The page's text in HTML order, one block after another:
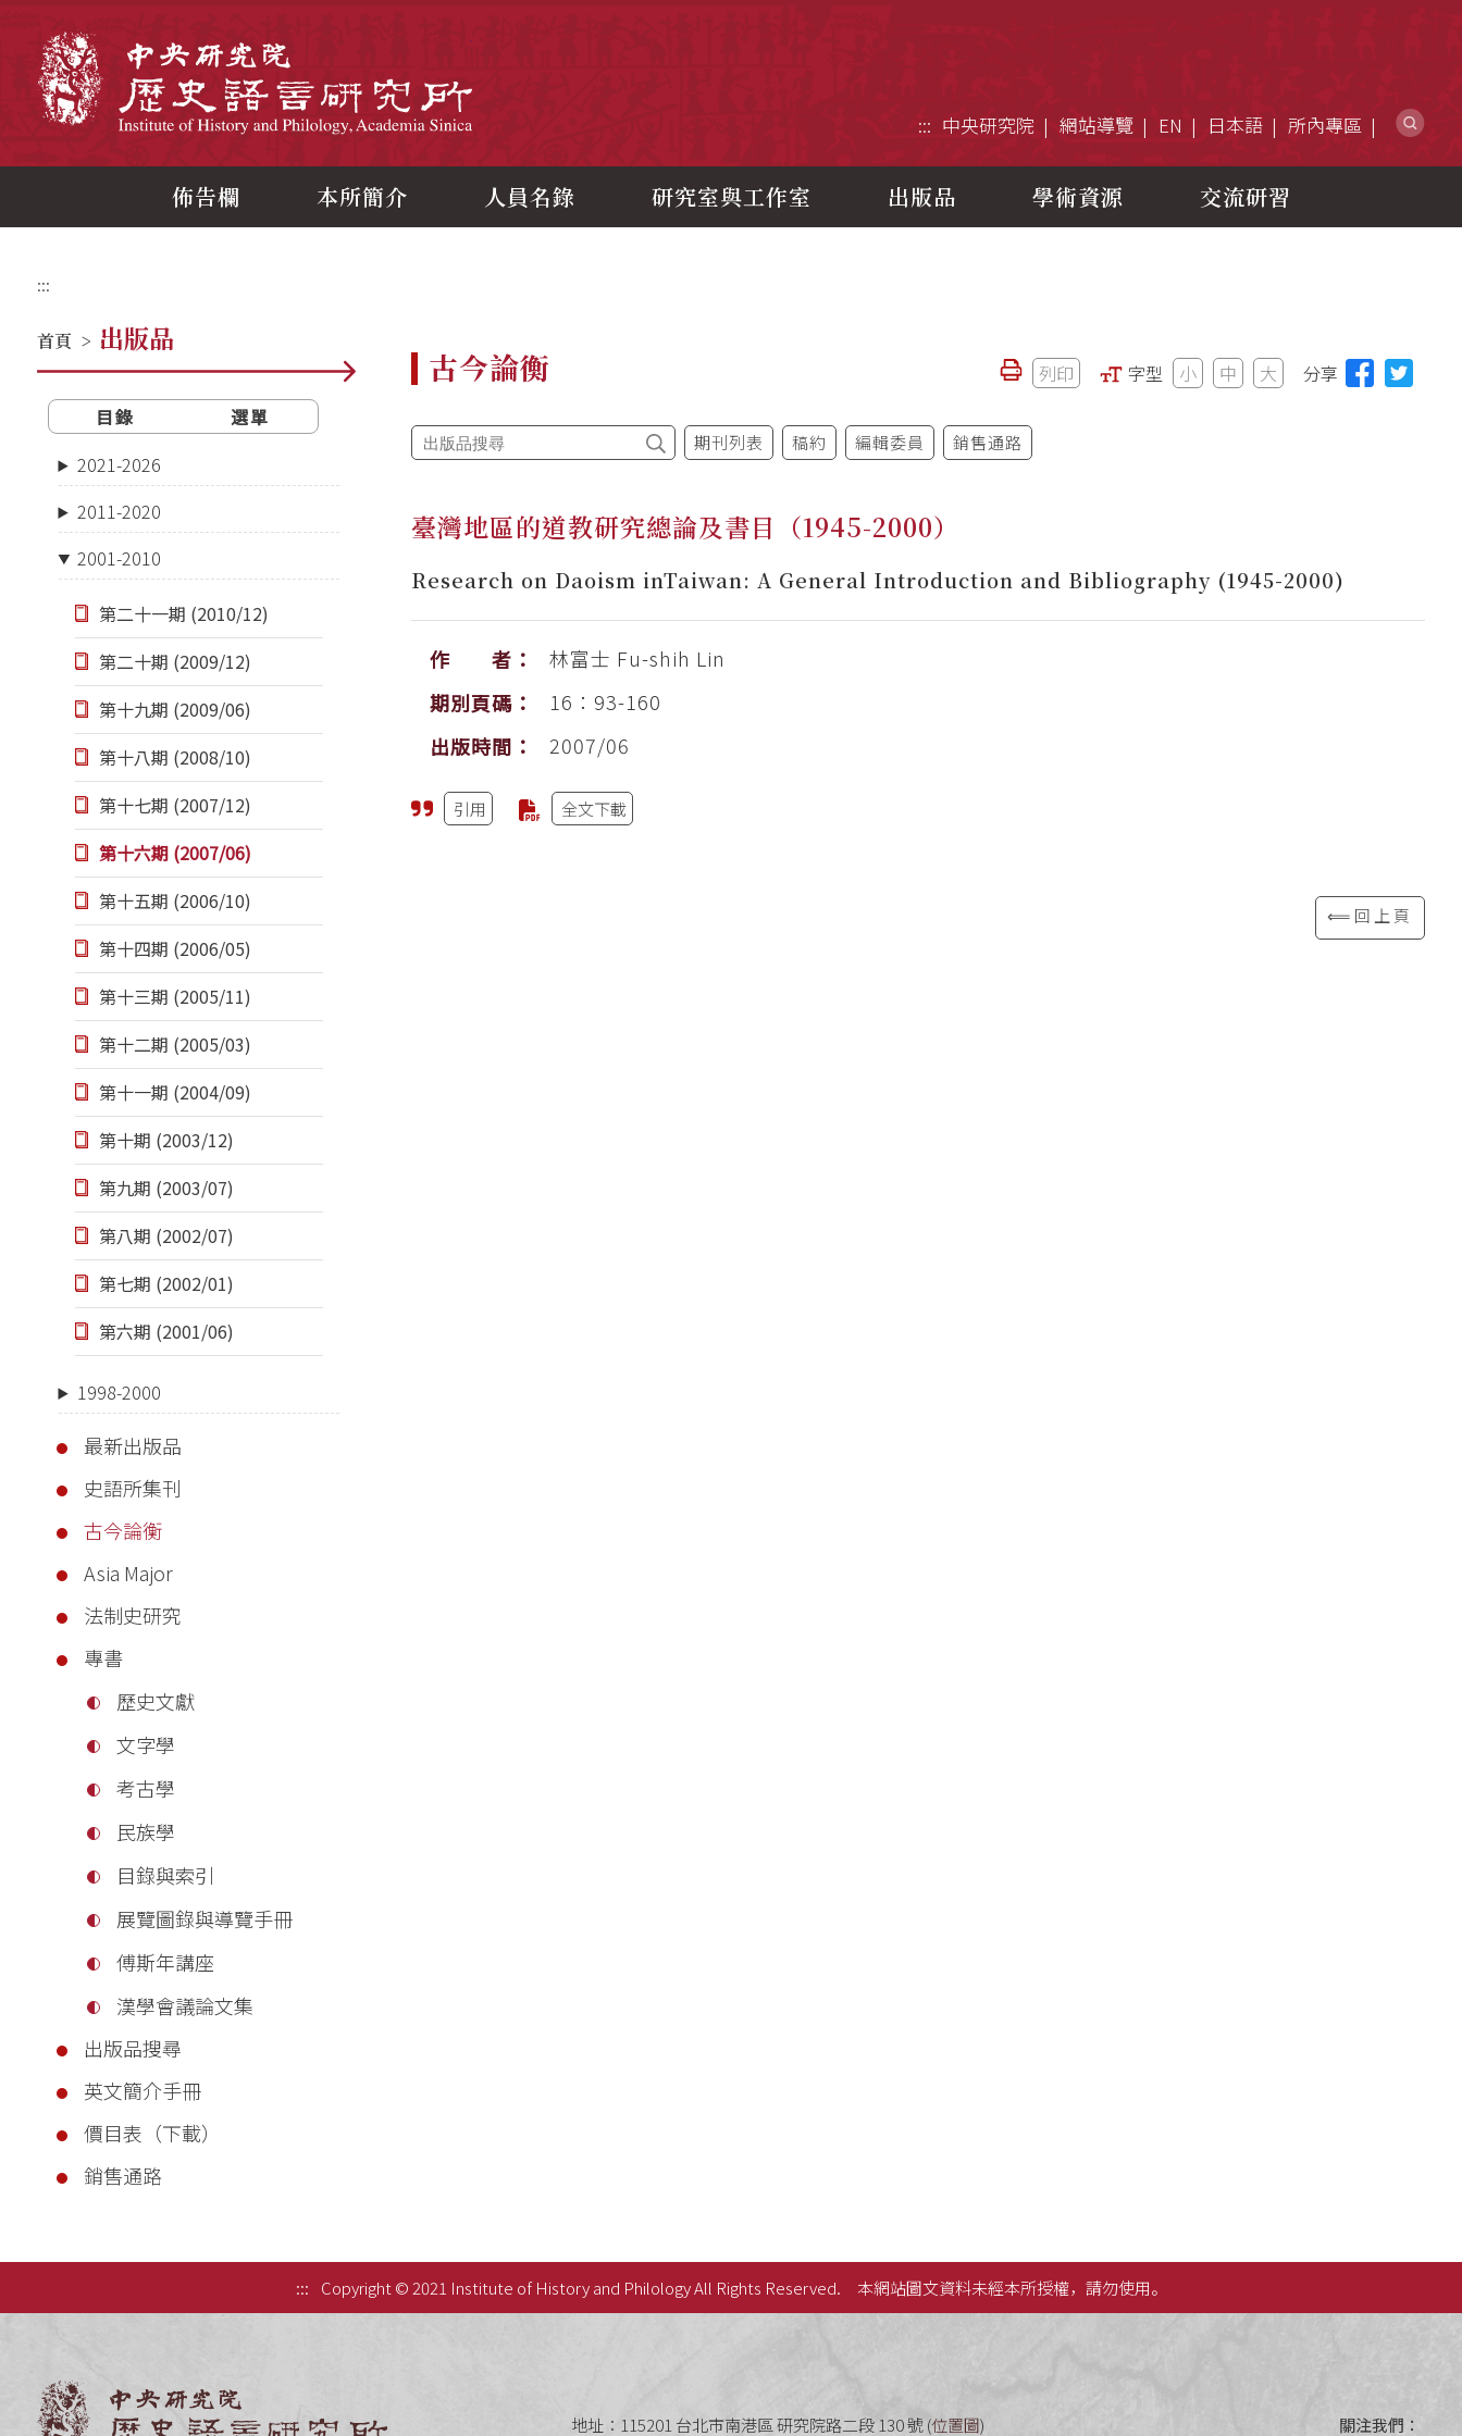
::: 中央研究院 網站導覽 EN 日本語 所內專區
佈告欄 本所簡介 人員名錄 研究室與工作室 出版品 學術資源 交流研習
:::
首頁 > 出版品
目錄
選單
2021-2026
2011-2020
2001-2010
第二十一期 (2010/12)
第二十期 (2009/12)
第十九期 (2009/06)
第十八期 (2008/10)
第十七期 (2007/12)
第十六期 (2007/06)
第十五期 (2006/10)
第十四期 (2006/05)
第十三期 (2005/11)
第十二期 (2005/03)
第十一期 (2004/09)
第十期 (2003/12)
第九期 (2003/07)
第八期 (2002/07)
第七期 (2002/01)
第六期 (2001/06)
1998-2000
最新出版品
史語所集刊
古今論衡
Asia Major
法制史研究
專書
歷史文獻
文字學
考古學
民族學
目錄與索引
展覽圖錄與導覽手冊
傅斯年講座
漢學會議論文集
出版品搜尋
英文簡介手冊
價目表（下載）
銷售通路
古今論衡 列印 字型 小 中 大 分享
期刊列表 稿約 編輯委員 銷售通路
臺灣地區的道教研究總論及書目（1945-2000）
Research on Daoism inTaiwan: A General Introduction and Bibliography (1945-2000)
作 者： 林富士 Fu-shih Lin
期別頁碼：
16：93-160
出版時間：
2007/06
引用 全文下載
⟸回上頁
::: Copyright © 2021 Institute of History and Philology All Rights Reserved. 本網站圖文資料未經本所授權，請勿使用。
地址：115201 台北市南港區 研究院路二段 130 號 (位置圖) 關注我們：